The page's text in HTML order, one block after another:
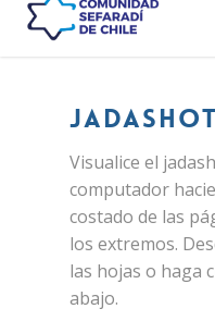
Hit enter to search
Jadashot
Visualice el
computador
costado de las
los extremos.
las hojas o haga
abajo.